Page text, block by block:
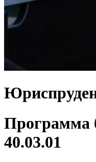
Программа
40.03.01